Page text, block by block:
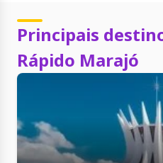
Principais
Rápido Marajó